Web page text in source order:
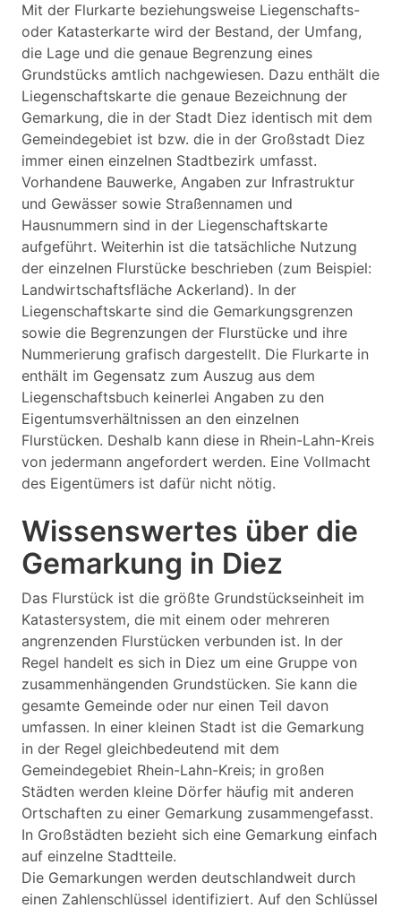
Mit der Flurkarte beziehungsweise Liegenschafts-
oder Katasterkarte wird der Bestand, der Umfang,
die Lage und die genaue Begrenzung eines
Grundstücks amtlich nachgewiesen. Dazu enthält die
Liegenschaftskarte die genaue Bezeichnung der
Gemarkung, die in der Stadt Diez identisch mit dem
Gemeindegebiet ist bzw. die in der Großstadt Diez
immer einen einzelnen Stadtbezirk umfasst.
Vorhandene Bauwerke, Angaben zur Infrastruktur
und Gewässer sowie Straßennamen und
Hausnummern sind in der Liegenschaftskarte
aufgeführt. Weiterhin ist die tatsächliche Nutzung
der einzelnen Flurstücke beschrieben (zum Beispiel:
Landwirtschaftsfläche Ackerland). In der
Liegenschaftskarte sind die Gemarkungsgrenzen
sowie die Begrenzungen der Flurstücke und ihre
Nummerierung grafisch dargestellt. Die Flurkarte in
enthält im Gegensatz zum Auszug aus dem
Liegenschaftsbuch keinerlei Angaben zu den
Eigentumsverhältnissen an den einzelnen
Flurstücken. Deshalb kann diese in Rhein-Lahn-Kreis
von jedermann angefordert werden. Eine Vollmacht
des Eigentümers ist dafür nicht nötig.
Wissenswertes über die
Gemarkung in Diez
Das Flurstück ist die größte Grundstückseinheit im
Katastersystem, die mit einem oder mehreren
angrenzenden Flurstücken verbunden ist. In der
Regel handelt es sich in Diez um eine Gruppe von
zusammenhängenden Grundstücken. Sie kann die
gesamte Gemeinde oder nur einen Teil davon
umfassen. In einer kleinen Stadt ist die Gemarkung
in der Regel gleichbedeutend mit dem
Gemeindegebiet Rhein-Lahn-Kreis; in großen
Städten werden kleine Dörfer häufig mit anderen
Ortschaften zu einer Gemarkung zusammengefasst.
In Großstädten bezieht sich eine Gemarkung einfach
auf einzelne Stadtteile.
Die Gemarkungen werden deutschlandweit durch
einen Zahlenschlüssel identifiziert. Auf den Schlüssel